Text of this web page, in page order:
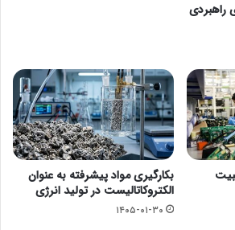
راهبردی
بکارگیری مواد پیشرفته به عنوان
الکتروکاتالیست در تولید انرژی
۱۴۰۵-۰۱-۳۰